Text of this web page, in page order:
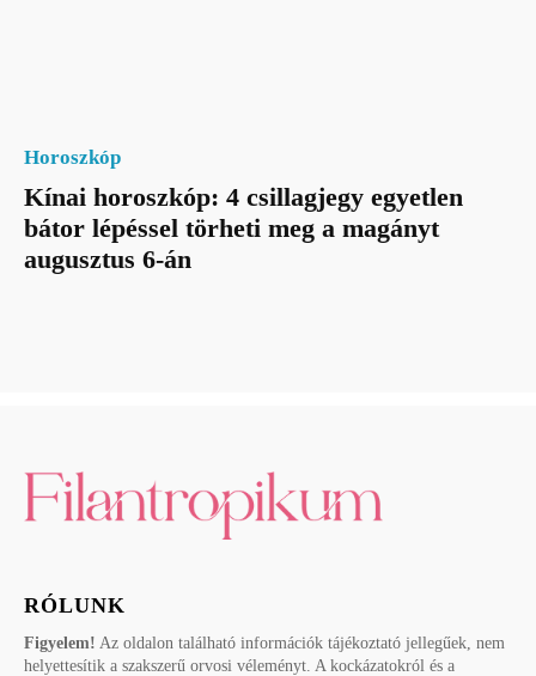
Horoszkóp
Kínai horoszkóp: 4 csillagjegy egyetlen
bátor lépéssel törheti meg a magányt
augusztus 6-án
RÓLUNK
Figyelem! Az oldalon található információk tájékoztató jellegűek, nem
helyettesítik a szakszerű orvosi véleményt. A kockázatokról és a